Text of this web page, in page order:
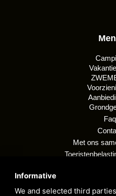
Informative
We and selected third
Faq
Met ons